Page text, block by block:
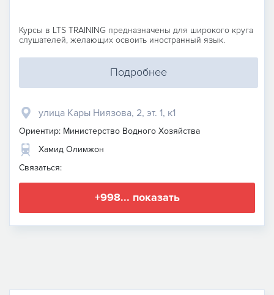
Курсы в LTS TRAINING предназначены для широкого круга
слушателей, желающих освоить иностранный язык.
Подробнее
улица Кары Ниязова, 2, эт. 1, к1
Ориентир: Министерство Водного Хозяйства
Хамид Олимжон
Связаться:
+998... показать